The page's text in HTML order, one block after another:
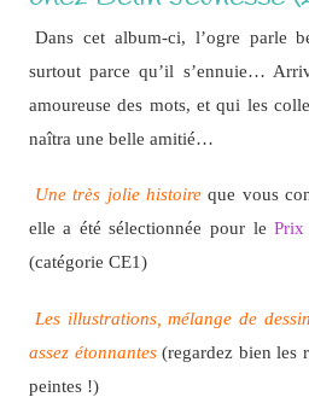
Dans cet album-ci, l’ogre parle
surtout parce qu’il s’ennuie…
amoureuse des mots, et qui les
naîtra une belle amitié…
Une très jolie histoireque vous
elle a été sélectionnée pour lePrix
(catégorie CE1)
Les illustrations, mélange de
assez étonnantes(regardez bien les
peintes !)